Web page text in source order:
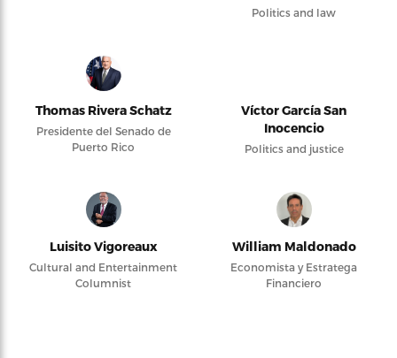
Politics and law
Thomas Rivera Schatz
Presidente del Senado de
Puerto Rico
Víctor García San
Inocencio
Politics and justice
Luisito Vigoreaux
Cultural and Entertainment
Columnist
William Maldonado
Economista y Estratega
Financiero